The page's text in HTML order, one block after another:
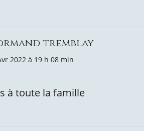
tremblay
2022 à 19 h 08 min
à toute la famille